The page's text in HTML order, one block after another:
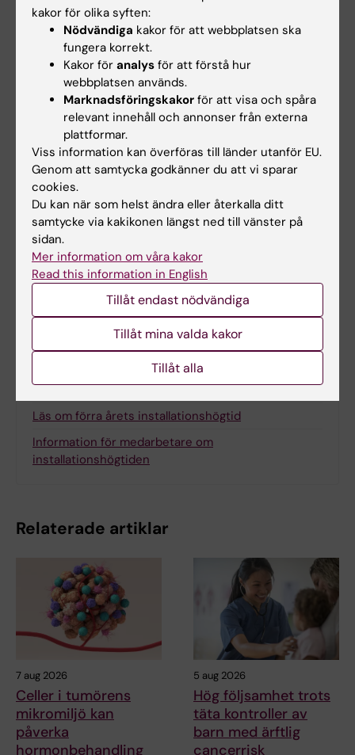
Cancer och onkologi
Dermatologi och venereologi
Uppdaterad av:
Katarina Sternudd 2024-10-08
Dela
Nyligen utnämnda professorer vid KI
Läs om förra årets installationshögtid
Information för medarbetare om
installationshögtiden
Relaterade artiklar
7 aug 2026
Celler i tumörens
mikromiljö kan
påverka
hormonbehandling
5 aug 2026
Hög följsamhet trots
täta kontroller av
barn med ärftlig
cancerrisk
kakor för olika syften:
Nödvändiga kakor för att webbplatsen ska
fungera korrekt.
Kakor för analys för att förstå hur
webbplatsen används.
Marknadsföringskakor för att visa och spåra
relevant innehåll och annonser från externa
plattformar.
Viss information kan överföras till länder utanför EU.
Genom att samtycka godkänner du att vi sparar
cookies.
Du kan när som helst ändra eller återkalla ditt
samtycke via kakikonen längst ned till vänster på
sidan.
Mer information om våra kakor
Read this information in English
Tillåt endast nödvändiga
Tillåt mina valda kakor
Tillåt alla